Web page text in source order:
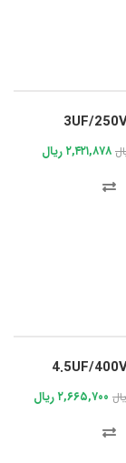
۲,۴۲۱,۸۷۸ ریال
۲,۶۶۵,۷۰۰ ریال